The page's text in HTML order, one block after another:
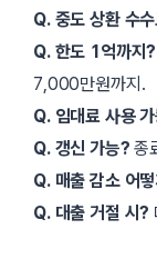
Q. 중도 상환 수
Q. 한도 1억까지?
7,000만원까지.
Q. 임대료 사용
Q. 갱신 가능? 종
Q. 매출 감소 어
Q. 대출 거절 시?